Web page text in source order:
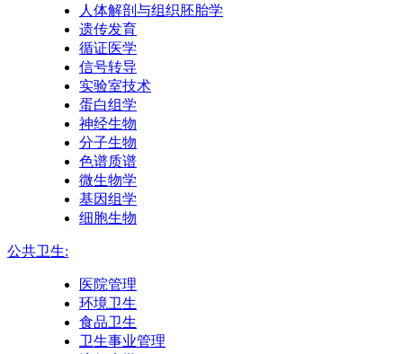
人体解剖与组织胚胎学
遗传发育
循证医学
信号转导
实验室技术
蛋白组学
神经生物
分子生物
色谱质谱
微生物学
基因组学
细胞生物
公共卫生:
医院管理
环境卫生
食品卫生
卫生事业管理